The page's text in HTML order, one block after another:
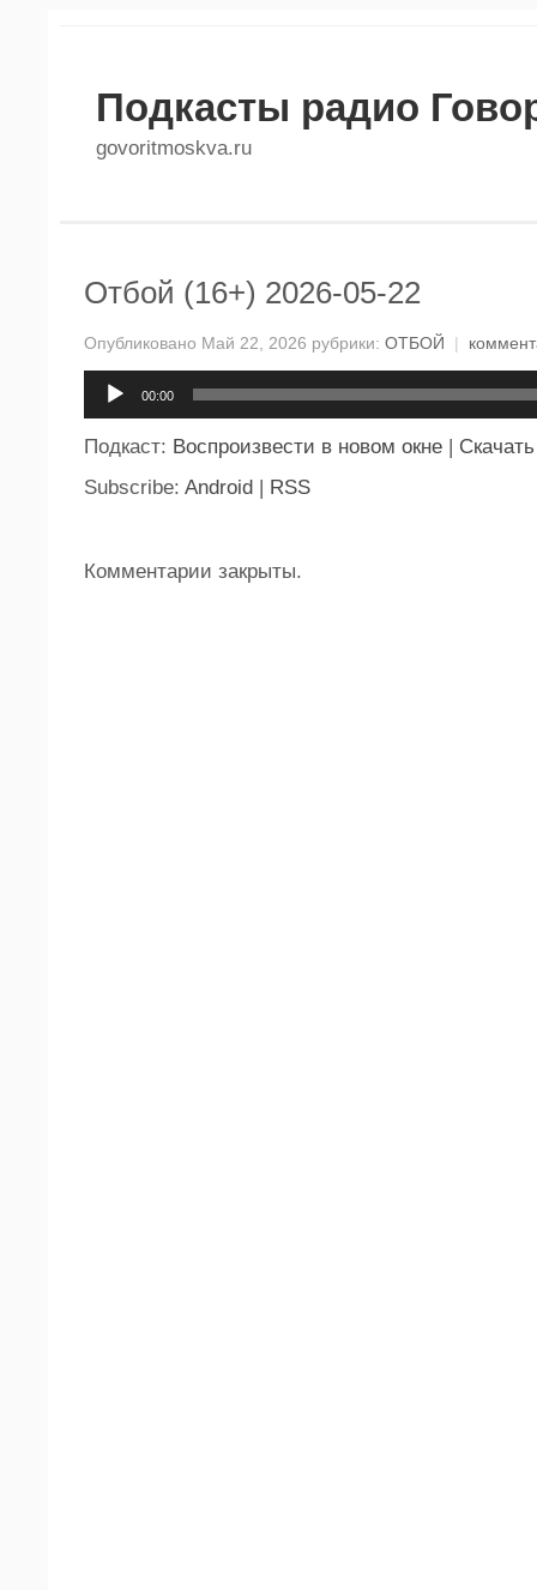
Подкасты радио
govoritmoskva.ru
Отбой (16+) 2026-05-22
Опубликовано Май 22, 2026 рубрики: ОТБОЙ |
00:00
Подкаст: Воспроизвести в новом окне | Скачать
Subscribe: Android | RSS
Комментарии закрыты.